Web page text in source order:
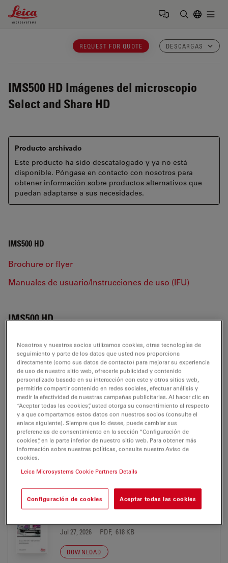
Leica Microsystems Logo
REQUEST FOR QUOTE DESCARGAS
IMS500 HD Imágenes del microscopio
Select and Share HD
Producto archivado
Este producto ha sido descatalogado y ya no está
disponible. Póngase en contacto con nosotros para
obtener información sobre productos alternativos que
puedan adaptarse a sus necesidades.
IMS500 HD
Brochure or flyer
Manuales de usuario/Instrucciones de uso (IFU)
IMS500 HD
BROCHURE OR FLYER
Leica Brochure IMS500-IMS500HD ENG
Jul 27, 2026 PDF, 900 KB
DOWNLOAD
Leica Brochure IMS500-IMS500HD French
DOWNLOAD
Jul 27, 2026 PDF, 618 KB
DOWNLOAD
Nosotros y nuestros socios utilizamos cookies, otras tecnologías de
seguimiento y parte de los datos que usted nos proporciona
directamente (como sus datos de contacto) para mejorar su experiencia
de uso de nuestro sitio web, ofrecerle publicidad y contenido
personalizado basado en su interacción con este y otros sitios web,
permitirle compartir contenido en redes sociales, efectuar análisis y
medir la efectividad de nuestras campañas publicitarias. Al hacer clic en
“Aceptar todas las cookies”, usted otorga su consentimiento al respecto
y a que compartamos estos datos con nuestros socios (consulte el
enlace siguiente). Siempre que lo desee, puede cambiar sus
preferencias de consentimiento en la sección “Configuración de
cookies”, en la parte inferior de nuestro sitio web. Para obtener más
información sobre nuestras políticas, consulte nuestro Aviso de
cookies.
Leica Microsystems Cookie Partners Details
Configuración de cookies Aceptar todas las cookies